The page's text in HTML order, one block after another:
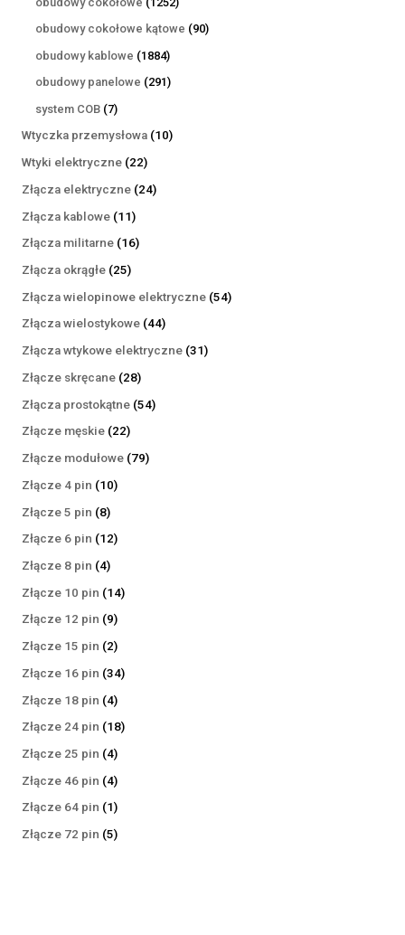
produkty
obudowy cokołowe kątowe 9090
obudowy kablowe 18841884
produkty
obudowy panelowe 291291
system COB 77
produktów
Wtyczka przemysłowa 1010
Wtyki elektryczne 2222
produkty
Złącza elektryczne 2424
Złącza kablowe 1111
produktów
Złącza militarne 1616
Złącza okrągłe 2525
produktów
Złącza wielopinowe elektryczne 5454
Złącza wielostykowe 4444
produkty
Złącza wtykowe elektryczne 3131
Złącze skręcane 2828
produktów
Złącza prostokątne 5454
Złącze męskie 2222
produkty
Złącze modułowe 7979
Złącze 4 pin 1010
Złącze 5 pin 88
produktów
Złącze 6 pin 1212
Złącze 8 pin 44
produkty
Złącze 10 pin 1414
Złącze 12 pin 99
produktów
Złącze 15 pin 22
produkty
Złącze 16 pin 3434
Złącze 18 pin 44
produkty
Złącze 24 pin 1818
Złącze 25 pin 44
produkty
Złącze 46 pin 44
produkty
Złącze 64 pin 11
produkt
Złącze 72 pin 55